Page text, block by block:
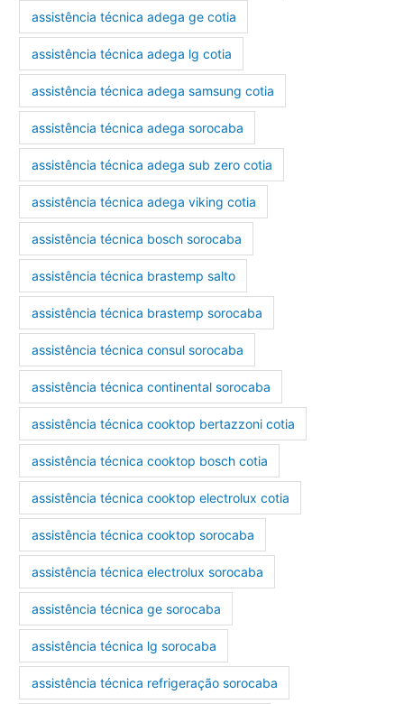
assistência técnica adega ge cotia
assistência técnica adega lg cotia
assistência técnica adega samsung cotia
assistência técnica adega sorocaba
assistência técnica adega sub zero cotia
assistência técnica adega viking cotia
assistência técnica bosch sorocaba
assistência técnica brastemp salto
assistência técnica brastemp sorocaba
assistência técnica consul sorocaba
assistência técnica continental sorocaba
assistência técnica cooktop bertazzoni cotia
assistência técnica cooktop bosch cotia
assistência técnica cooktop electrolux cotia
assistência técnica cooktop sorocaba
assistência técnica electrolux sorocaba
assistência técnica ge sorocaba
assistência técnica lg sorocaba
assistência técnica refrigeração sorocaba